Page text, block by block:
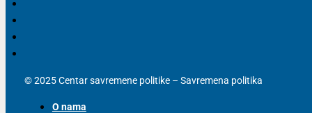
© 2025 Centar savremene politike – Savremena politika
O nama